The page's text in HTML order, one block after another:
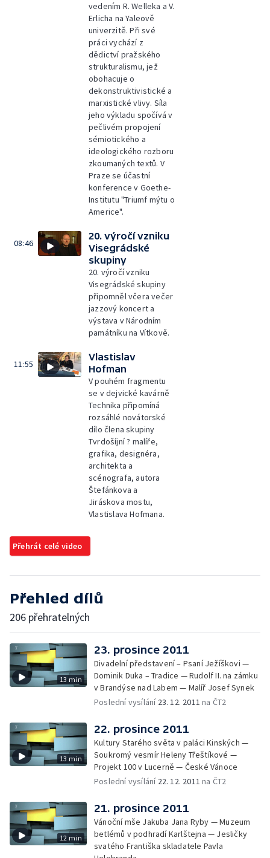
vedením R. Welleka a V.
Erlicha na Yaleově
univerzitě. Při své
práci vychází z
dědictví pražského
strukturalismu, jež
obohacuje o
dekonstruktivistické a
marxistické vlivy. Síla
jeho výkladu spočívá v
pečlivém propojení
sémiotického a
ideologického rozboru
zkoumaných textů. V
Praze se účastní
konference v Goethe-
Institutu "Triumf mýtu o
Americe".
08:46
20. výročí vzniku
Visegrádské
skupiny
20. výročí vzniku
Visegrádské skupiny
připomněl včera večer
jazzový koncert a
výstava v Národním
památníku na Vítkově.
11:55
Vlastislav
Hofman
V pouhém fragmentu
se v dejvické kavárně
Technika připomíná
rozsáhlé novátorské
dílo člena skupiny
Tvrdošíjní ? malíře,
grafika, designéra,
architekta a
scénografa, autora
Štefánkova a
Jiráskova mostu,
Vlastislava Hofmana.
Přehrát celé video
Přehled dílů
206 přehratelných
13 min
23. prosince 2011
Divadelní představení – Psaní Ježíškovi —
Dominik Duka – Tradice — Rudolf II. na zámku
v Brandýse nad Labem — Malíř Josef Synek
Poslední vysílání 23. 12. 2011 na ČT2
13 min
22. prosince 2011
Kultury Starého světa v paláci Kinských —
Soukromý vesmír Heleny Třeštíkové —
Projekt 100 v Lucerně — České Vánoce
Poslední vysílání 22. 12. 2011 na ČT2
12 min
21. prosince 2011
Vánoční mše Jakuba Jana Ryby — Muzeum
betlémů v podhradí Karlštejna — Jesličky
svatého Františka skladatele Pavla